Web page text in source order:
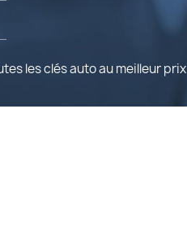
les clés auto au meilleur prix